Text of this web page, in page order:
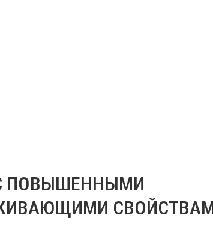
ПОВЫШЕННЫМИ